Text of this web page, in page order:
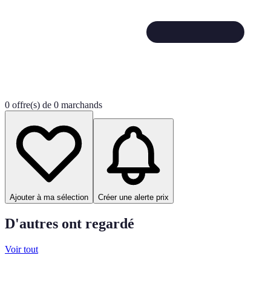
0 offre(s) de 0 marchands
Ajouter à ma sélection Créer une alerte prix
D'autres ont regardé
Voir tout